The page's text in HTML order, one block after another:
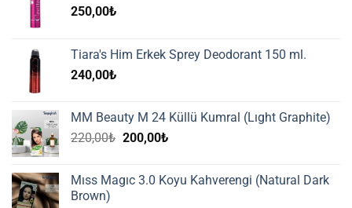
250,00₺
Tiara's Him Erkek Sprey Deodorant 150 ml.
240,00₺
MM Beauty M 24 Küllü Kumral (Lıght Graphite)
220,00₺ Orijinal
200,00₺Şu
200,00₺.
Mıss Magıc 3.0 Koyu Kahverengi (Natural Dark
Brown)